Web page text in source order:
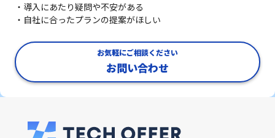
・導入にあたり疑問や不安がある
・自社に合ったプランの提案がほしい
お気軽にご相談ください
お問い合わせ